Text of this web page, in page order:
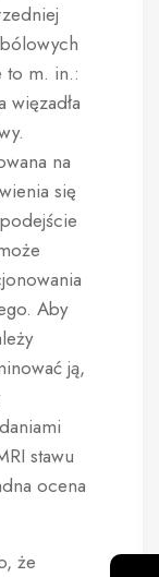
to m. in.:
na
się
Aby
ją,
stawu
ocena
że